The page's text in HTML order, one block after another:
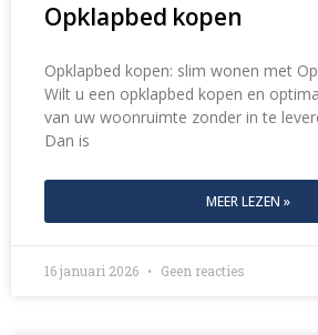
Opklapbed kopen
Opklapbed kopen: slim wonen met
Wilt u een opklapbed kopen en
van uw woonruimte zonder in te
Dan is
MEER LEZEN »
16 januari 2026 Geen reacties